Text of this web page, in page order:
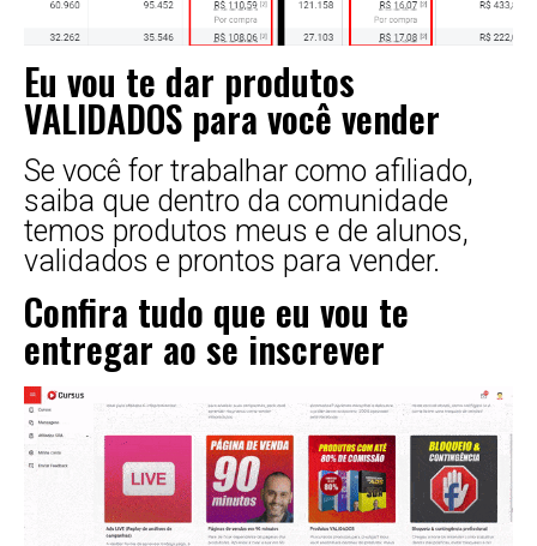
Eu vou te dar produtos
VALIDADOS para você vender
Se você for trabalhar como afiliado,
saiba que dentro da comunidade
temos produtos meus e de alunos,
validados e prontos para vender.
Confira tudo que eu vou te
entregar ao se inscrever